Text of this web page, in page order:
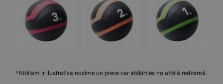
*Attēlam ir ilustratīva nozīme un prece var atšķirties no attēlā redzamā.